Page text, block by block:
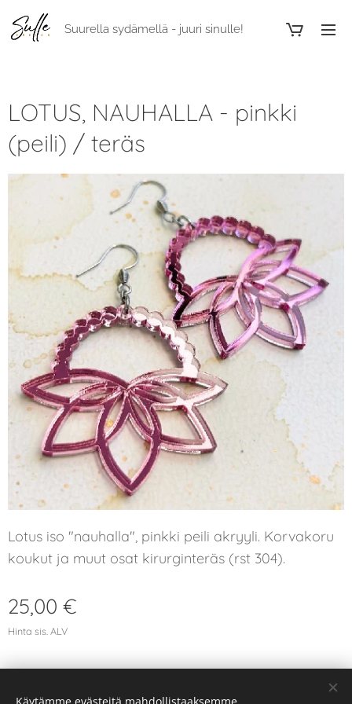
Suurella sydämellä - juuri sinulle!
LOTUS, NAUHALLA - pinkki
(peili) / teräs
Lotus iso "nauhalla", pinkki peili akryyli. Korvakoru
koukut ja muut osat kirurginteräs (rst 304).
25,00 €
Hinta sis. ALV